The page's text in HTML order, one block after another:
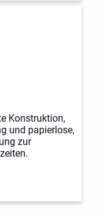
Konstruktion,
und papierlose,
zur